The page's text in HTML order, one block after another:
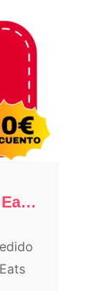
Código promocional Uber Eats: 10€ de descuento (julio 2026)